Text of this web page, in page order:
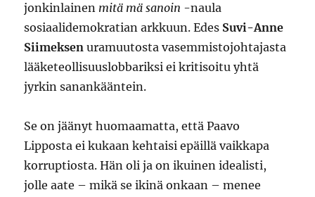
jonkinlainen mitä mä sanoin -naula
sosiaalidemokratian arkkuun. Edes Suvi-Anne
Siimeksen uramuutosta vasemmistojohtajasta
lääketeollisuuslobbariksi ei kritisoitu yhtä
jyrkin sanankääntein.
Se on jäänyt huomaamatta, että Paavo
Lipposta ei kukaan kehtaisi epäillä vaikkapa
korruptiosta. Hän oli ja on ikuinen idealisti,
jolle aate – mikä se ikinä onkaan – menee